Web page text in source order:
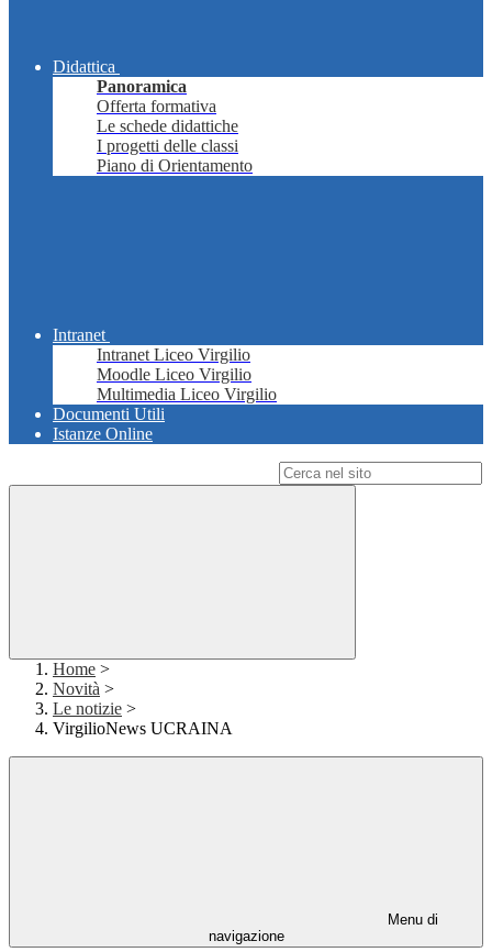
Didattica
Panoramica
Offerta formativa
Le schede didattiche
I progetti delle classi
Piano di Orientamento
Intranet
Intranet Liceo Virgilio
Moodle Liceo Virgilio
Multimedia Liceo Virgilio
Documenti Utili
Istanze Online
Home >
Novità >
Le notizie >
VirgilioNews UCRAINA
Menu di
navigazione